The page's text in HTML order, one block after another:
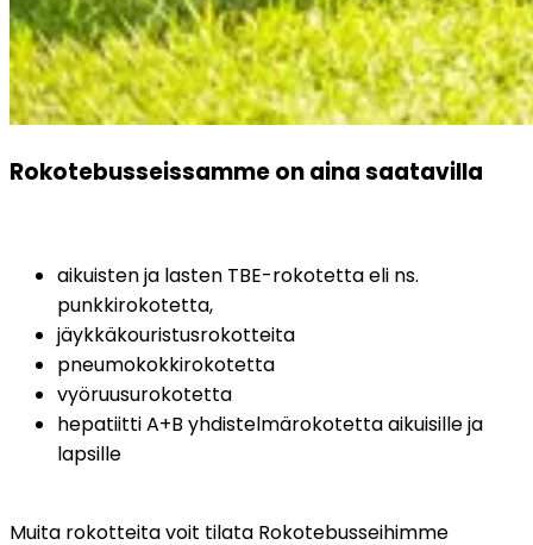
Rokotebusseissamme on aina saatavilla
aikuisten ja lasten TBE-rokotetta eli ns.
punkkirokotetta,
jäykkäkouristusrokotteita
pneumokokkirokotetta
vyöruusurokotetta
hepatiitti A+B yhdistelmärokotetta aikuisille ja
lapsille
Muita rokotteita voit tilata Rokotebusseihimme